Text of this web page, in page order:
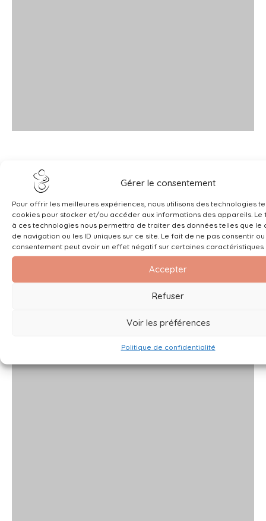
Gérer le consentement
Pour offrir les meilleures expériences, nous utilisons des technologies
cookies pour stocker et/ou accéder aux informations des appareils. Le
à ces technologies nous permettra de traiter des données telles que le
de navigation ou les ID uniques sur ce site. Le fait de ne pas consentir
consentement peut avoir un effet négatif sur certaines caractéristiques
Accepter
Refuser
Voir les préférences
Politique de confidentialité